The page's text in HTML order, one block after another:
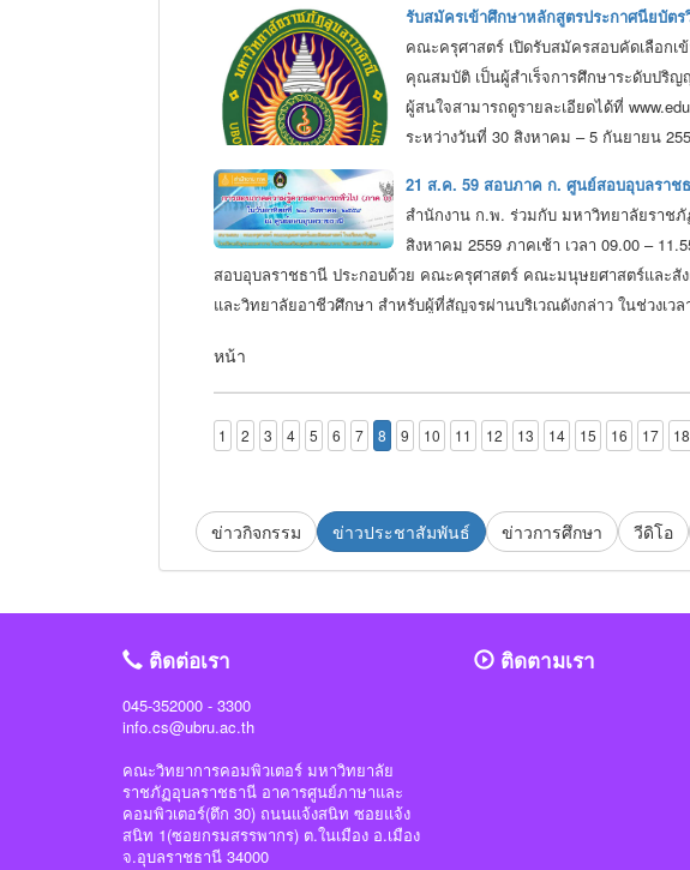
รับสมัครเข้าศึกษาหลักสูตรประกาศนียบัต
คณะครุศาสตร์ เปิดรับสมัครสอบคัดเลือกเ
คุณสมบัติ เป็นผู้สำเร็จการศึกษาระดับปริญ
ผู้สนใจสามารถดูรายละเอียดได้ที่
ระหว่างวันที่ 30 สิงหาคม – 5 กันยายน
21 ส.ค. 59 สอบภาค ก. ศูนย์สอบอุบลราช
สำนักงาน ก.พ. ร่วมกับ มหาวิทยาลัยราช
สิงหาคม 2559 ภาคเช้า เวลา 09.00 –
สอบอุบลราชธานี ประกอบด้วย คณะครุศาสตร์ คณะมนุษยศาสตร์และสั
และวิทยาลัยอาชีวศึกษา สำหรับผู้ที่สัญจรผ่านบริเวณดังกล่าว ในช่วงเวล
หน้า
1 2 3 4 5 6 7 8 9 10 11 12 13 14 15 16 17 18
ข่าวกิจกรรม ข่าวประชาสัมพันธ์ ข่าวการศึกษา วีดิโอ
ติดต่อเรา
045-352000 - 3300
info.cs@ubru.ac.th
คณะวิทยาการคอมพิวเตอร์ มหาวิทยาลัย
ราชภัฏอุบลราชธานี อาคารศูนย์ภาษาและ
คอมพิวเตอร์(ตึก 30) ถนนแจ้งสนิท ซอยแจ้ง
สนิท 1(ซอยกรมสรรพากร) ต.ในเมือง อ.เมือง
จ.อุบลราชธานี 34000
ติดตามเรา